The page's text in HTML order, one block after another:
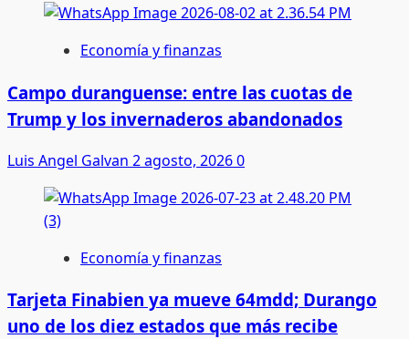
Economía y finanzas
Campo duranguense: entre las cuotas de
Trump y los invernaderos abandonados
Luis Angel Galvan 2 agosto, 20260
Economía y finanzas
Tarjeta Finabien ya mueve 64mdd; Durango
uno de los diez estados que más recibe